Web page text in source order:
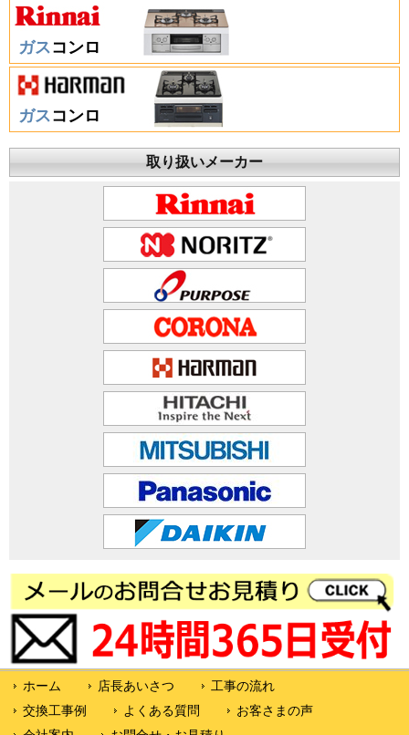
ガス コンロ
ガス コンロ
取り扱いメーカー
ホーム 店長あいさつ
工事の流れ
交換工事例
よくある質問
お客さまの声